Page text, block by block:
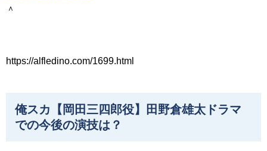
＾
https://alfledino.com/1699.html
俺スカ【岡田三四郎役】田野倉雄太ドラマ
での今後の演技は？